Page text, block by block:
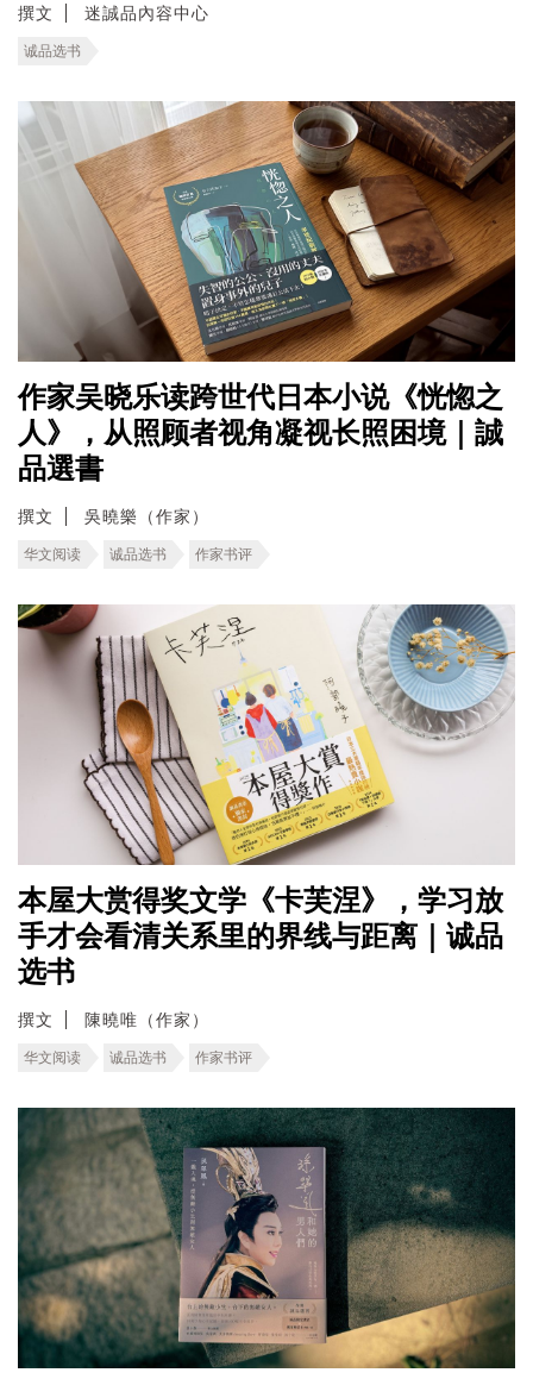
撰文 迷誠品內容中心
诚品选书
作家吴晓乐读跨世代日本小说《恍惚之
人》，从照顾者视角凝视长照困境｜誠
品選書
撰文 吳曉樂（作家）
华文阅读 诚品选书 作家书评
本屋大赏得奖文学《卡芙涅》，学习放
手才会看清关系里的界线与距离｜诚品
选书
撰文 陳曉唯（作家）
华文阅读 诚品选书 作家书评